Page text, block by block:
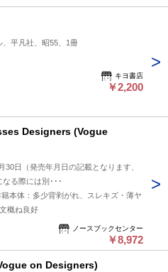
、平凡社、昭55、1冊
キヨ書店
￥2,200
Designers (Vogue
30日（発売年月日の記載となります、
る際には別･･･
本体：多少背剥がれ、スレキズ・薄ヤ
概ね良好
ノースブックセンター
￥8,972
on Designers)